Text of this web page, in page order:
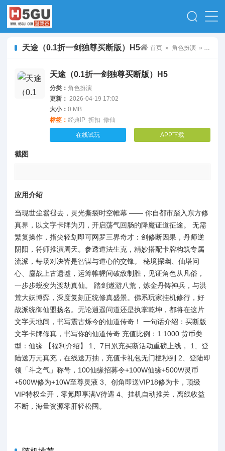
天途（0.1折一剑独尊买断版）H5 首页 » 角色扮演 » 天途（0.1折一剑独尊买断版）H5
天途（0.1折一剑独尊买断版）H5
分类： 角色扮演
更新： 2026-04-19 17:02
大小： 0 MB
标签： 经典IP 折扣 修仙
在线试玩 APP下载
截图
应用介绍
当现世尘嚣褪去，灵光撕裂时空帷幕 —— 你自都市踏入东方修
真界，以文字卡牌为刃，开启荡气回肠的降魔证道征途。 无需
繁复操作，指尖轻划即可网罗三界奇才：剑修断因果，丹师逆
阴阳，符师推演周天。参透道法生克，精妙搭配卡牌构筑专属
流派，每场对决皆是智谋与道心的交锋。 秘境探幽、仙塔问
心、鏖战上古遗墟，运筹帷幄间破敌制胜，见证角色从凡俗，
一步步蜕变为渡劫真仙。 踏剑遨游八荒，炼金丹铸神兵，与洪
荒大妖博弈，深度复刻正统修真盛景。佛系玩家挂机修行，好
战派统御仙盟扬名。无论逍遥问道还是执掌乾坤，都将在这片
文字天地间，书写震古烁今的仙道传奇！ 一句话介绍：买断版
文字卡牌修真，书写你的仙道传奇 充值比例：1:1000 货币类
型：仙缘 【福利介绍】 1、7日累充买断活动重磅上线， 1、登
陆送万元真充，在线送万抽，充值卡礼包无门槛秒到 2、登陆即
领「斗之气」称号，100仙缘招募令+100W仙缘+500W灵币
+500W修为+10W至尊灵液 3、创角即送VIP18修为卡，顶级
VIP特权全开，零氪即享满V待遇 4、挂机自动推关，离线收益
不断，海量资源零肝轻松囤。